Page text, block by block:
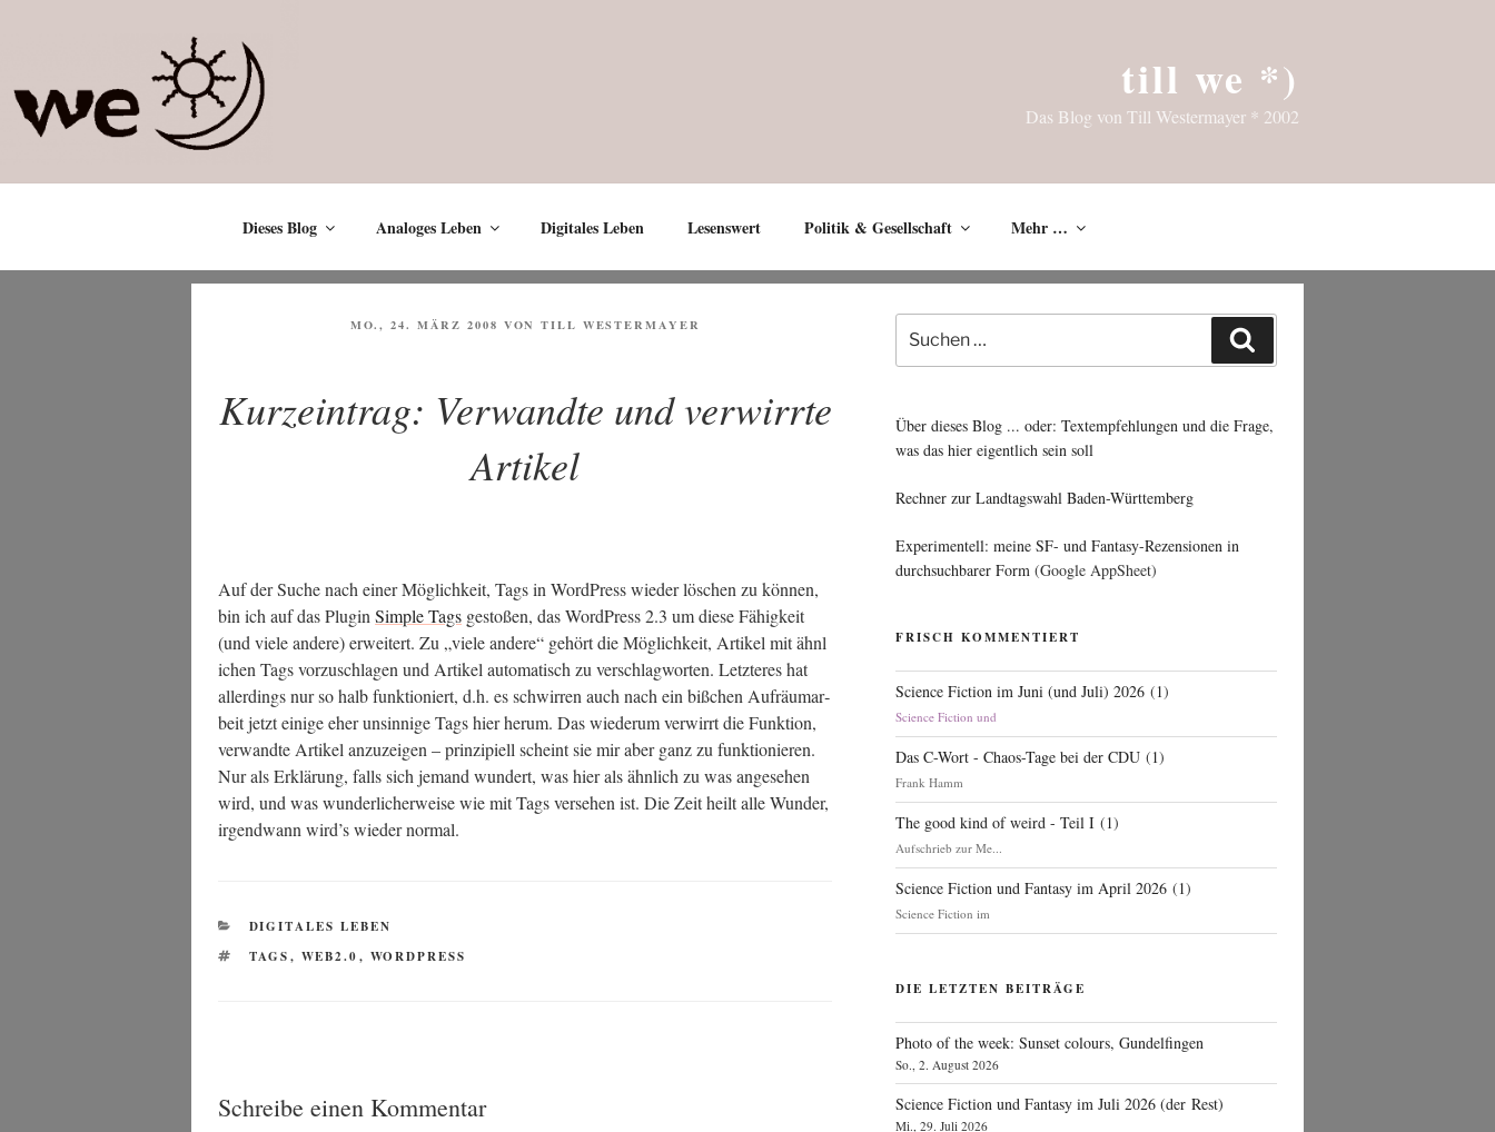
till we *)
Das Blog von Till Westermayer * 2002
Dieses Blog Analoges Leben Digitales Leben Lesenswert Politik & Gesellschaft Mehr …
VERÖFFENTLICHT
MO., 24. MÄRZ 2008 VONTILL WESTERMAYER
Kurzeintrag: Verwandte und verwirrte
Artikel
Auf der Suche nach einer Mög­lich­keit, Tags in Word­Press wie­der löschen zu kön­nen,
bin ich auf das Plug­in Simp­le Tags gesto­ßen, das Word­Press 2.3 um die­se Fähig­keit
(und vie­le ande­re) erwei­tert. Zu „vie­le ande­re“ gehört die Mög­lich­keit, Arti­kel mit ähn­l
i­chen Tags vor­zu­schla­gen und Arti­kel auto­ma­tisch zu ver­schlag­wor­ten. Letz­te­res hat
aller­dings nur so halb funk­tio­niert, d.h. es schwir­ren auch nach ein biß­chen Auf­räum­ar­
beit jetzt eini­ge eher unsin­ni­ge Tags hier her­um. Das wie­der­um ver­wirrt die Funk­ti­on,
ver­wand­te Arti­kel anzu­zei­gen – prin­zi­pi­ell scheint sie mir aber ganz zu funk­tio­nie­ren.
Nur als Erklä­rung, falls sich jemand wun­dert, was hier als ähn­lich zu was ange­se­hen
wird, und was wun­der­li­cher­wei­se wie mit Tags ver­se­hen ist. Die Zeit heilt alle Wun­der,
irgend­wann wird’s wie­der normal.
KATEGORIEN
DIGITALES LEBEN
SCHLAGWÖRTER
TAGS, WEB2.0, WORDPRESS
Schreibe einen Kommentar
nach:
Über dieses Blog ... oder: Textempfehlungen und die Frage,
was das hier eigentlich sein soll
Rechner zur Landtagswahl Baden-Württemberg
Experimentell: meine SF- und Fantasy-Rezensionen in
durchsuchbarer Form (Google AppSheet)
FRISCH KOMMENTIERT
Science Fiction im Juni (und Juli) 2026 (1)
Science Fiction und
Das C-Wort - Chaos-Tage bei der CDU (1)
Frank Hamm
The good kind of weird - Teil I (1)
Aufschrieb zur Me...
Science Fiction und Fantasy im April 2026 (1)
Science Fiction im
DIE LETZTEN BEITRÄGE
Photo of the week: Sunset colours, Gundelfingen
So., 2. August 2026
Science Fiction und Fantasy im Juli 2026 (der Rest)
Mi., 29. Juli 2026